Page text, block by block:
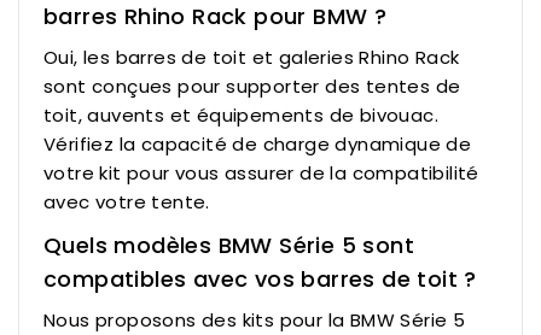
barres Rhino Rack pour BMW ?
Oui, les barres de toit et galeries Rhino Rack
sont conçues pour supporter des tentes de
toit, auvents et équipements de bivouac.
Vérifiez la capacité de charge dynamique de
votre kit pour vous assurer de la compatibilité
avec votre tente.
Quels modèles BMW Série 5 sont
compatibles avec vos barres de toit ?
Nous proposons des kits pour la BMW Série 5